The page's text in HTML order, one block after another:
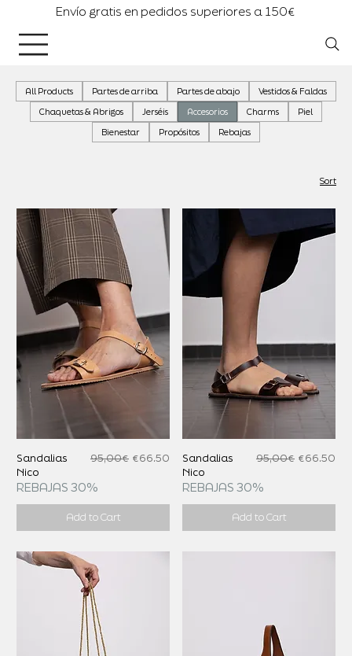
Envío gratis en pedidos superiores a 150€
All Products Partes de arriba Partes de abajo
Vestidos & Faldas
Chaquetas & Abrigos
Jerséis Accesorios Charms
Piel
Bienestar
Propósitos Rebajas
Sort
Sandalias
Nico
Regular Price
95,00€ Sale Price
€66.50
REBAJAS 30%
Add to Cart
Sandalias
Nico
Regular Price
95,00€ Sale Price
€66.50
REBAJAS 30%
Add to Cart